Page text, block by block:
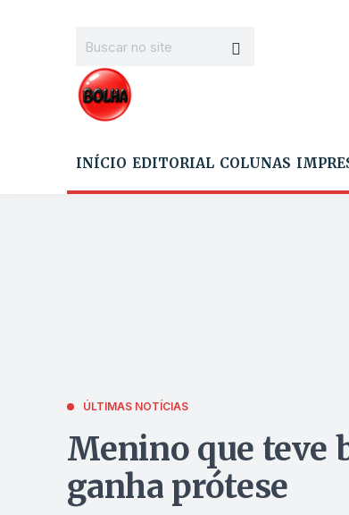
INÍCIO EDITORIAL COLUNAS
ÚLTIMAS NOTÍCIAS
Menino que teve
ganha prótese